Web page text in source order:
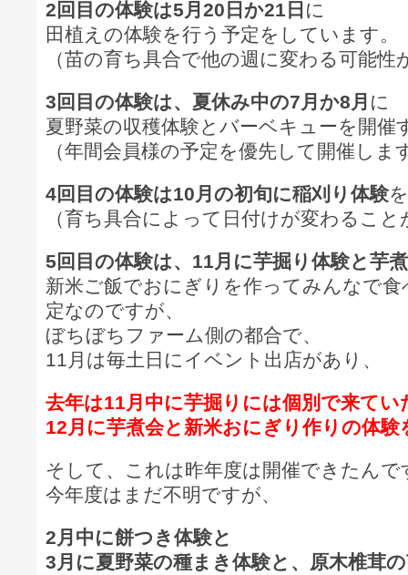
2回目の体験は5月20日か21日 に
田植えの体験を行う予定をしています。
（苗の育ち具合で他の週に変わる可能性
3回目の体験は、夏休み中の7月か8月 に
夏野菜の収穫体験とバーベキューを開催
（年間会員様の予定を優先して開催しま
4回目の体験は10月の初旬に稲刈り体験
（育ち具合によって日付けが変わるこ
5回目の体験は、11月に芋掘り体験と芋
新米ご飯でおにぎりを作ってみんなで食
定なのですが、
ぼちぼちファーム側の都合で、
11月は毎土日にイベント出店があり、
去年は11月中に芋掘りには個別で来てい
12月に芋煮会と新米おにぎり作りの体
そして、これは昨年度は開催できたんで
今年度はまだ不明ですが、
2月中に餅つき体験と
3月に夏野菜の種まき体験と、原木椎茸